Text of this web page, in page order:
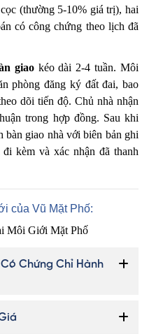
(thường 5-10% giá trị), hai
có công chứng theo lịch đã
giaokéo dài 2-4 tuần. Môi
phòng đăng ký đất đai, bao
dõi tiến độ. Chủ nhà nhận
trong hợp đồng. Sau khi
bàn giao nhà với biên bản ghi
kèm và xác nhận đã thanh
của Vũ Mặt Phố:
Môi Giới Mặt Phố
Chứng Chỉ Hành